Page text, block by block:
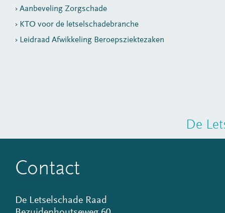
Aanbeveling Zorgschade
KTO voor de letselschadebranche
Leidraad Afwikkeling Beroepsziektezaken
De
Contact
De Letselschade Raad